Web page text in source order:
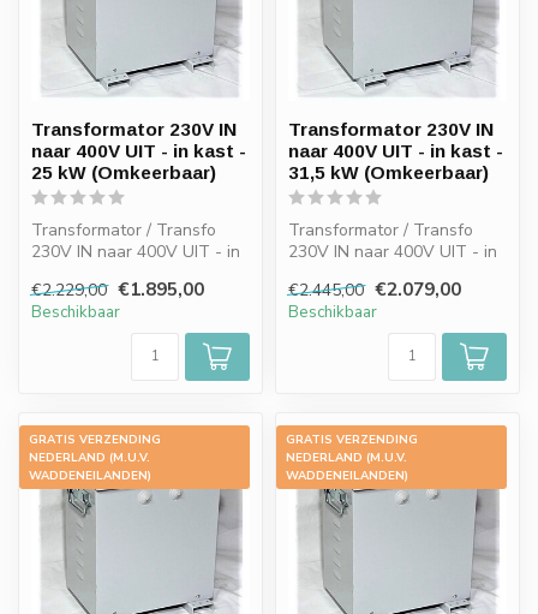
Transformator 230V IN
naar 400V UIT - in kast -
25 kW (Omkeerbaar)
Transformator / Transfo
230V IN naar 400V UIT - in
€2.229,00 €1.895,00
Beschikbaar
Transformator 230V IN
naar 400V UIT - in kast -
31,5 kW (Omkeerbaar)
Transformator / Transfo
230V IN naar 400V UIT - in
(Omkeerbaar)
€2.445,00 €2.079,00
Beschikbaar
GRATIS VERZENDING
NEDERLAND (M.U.V.
WADDENEILANDEN)
-15%
GRATIS VERZENDING
NEDERLAND (M.U.V.
WADDENEILANDEN)
-15%